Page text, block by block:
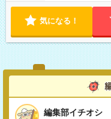
気になる！
編集部イチオシ